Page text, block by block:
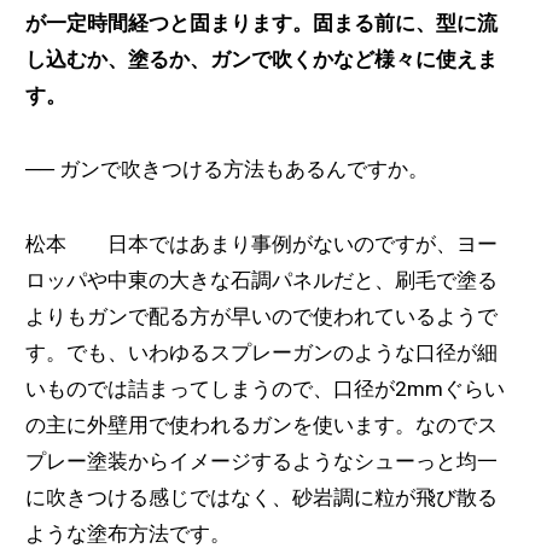
が一定時間経つと固まります。固まる前に、型に流
し込むか、塗るか、ガンで吹くかなど様々に使えま
す。
── ガンで吹きつける方法もあるんですか。
松本 日本ではあまり事例がないのですが、ヨー
ロッパや中東の大きな石調パネルだと、刷毛で塗る
よりもガンで配る方が早いので使われているようで
す。でも、いわゆるスプレーガンのような口径が細
いものでは詰まってしまうので、口径が2mmぐらい
の主に外壁用で使われるガンを使います。なのでス
プレー塗装からイメージするようなシューっと均一
に吹きつける感じではなく、砂岩調に粒が飛び散る
ような塗布方法です。